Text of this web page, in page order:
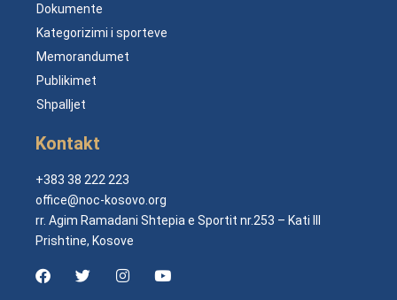
Dokumente
Kategorizimi i sporteve
Memorandumet
Publikimet
Shpalljet
Kontakt
+383 38 222 223
office@noc-kosovo.org
rr. Agim Ramadani Shtepia e Sportit nr.253 – Kati III
Prishtine, Kosove